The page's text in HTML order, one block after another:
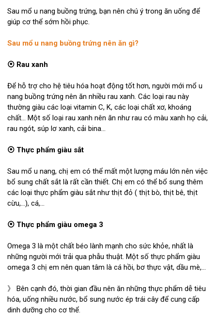
Sau mổ u nang buồng trứng, bạn nên chú ý trong ăn uống để
giúp cơ thể sớm hồi phục.
Sau mổ u nang buồng trứng nên ăn gì?
⦿ Rau xanh
Để hỗ trợ cho hệ tiêu hóa hoạt động tốt hơn, người mới mổ u
nang buồng trứng nên ăn nhiều rau xanh. Các loại rau này
thường giàu các loại vitamin C, K, các loại chất xơ, khoáng
chất… Một số loại rau xanh nên ăn như rau có màu xanh họ cải,
rau ngót, súp lơ xanh, cải bina…
⦿ Thực phẩm giàu sắt
Sau mổ u nang, chị em có thể mất một lượng máu lớn nên việc
bổ sung chất sắt là rất cần thiết. Chị em có thể bổ sung thêm
các loại thực phẩm giàu sắt như thịt đỏ ( thịt bò, thịt bê, thịt
cừu,…), cá,…
⦿ Thực phẩm giàu omega 3
Omega 3 là một chất béo lành mạnh cho sức khỏe, nhất là
những người mới trải qua phẫu thuật. Một số thực phẩm giàu
omega 3 chị em nên quan tâm là cá hồi, bơ thực vật, dầu mè,…
》 Bên cạnh đó, thời gian đầu nên ăn những thực phẩm dễ tiêu
hóa, uống nhiều nước, bổ sung nước ép trái cây để cung cấp
dinh dưỡng cho cơ thể.